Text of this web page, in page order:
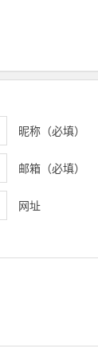
昵称（必填）
邮箱（必填）
网址